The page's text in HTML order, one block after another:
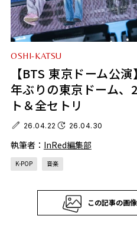
OSHI-KATSU
【BTS 東京ドーム公
年ぶりの東京ドーム、
ト＆全セトリ
26.04.22 26.04.30
執筆者： InRed編集部
K-POP 音楽
この記事の画